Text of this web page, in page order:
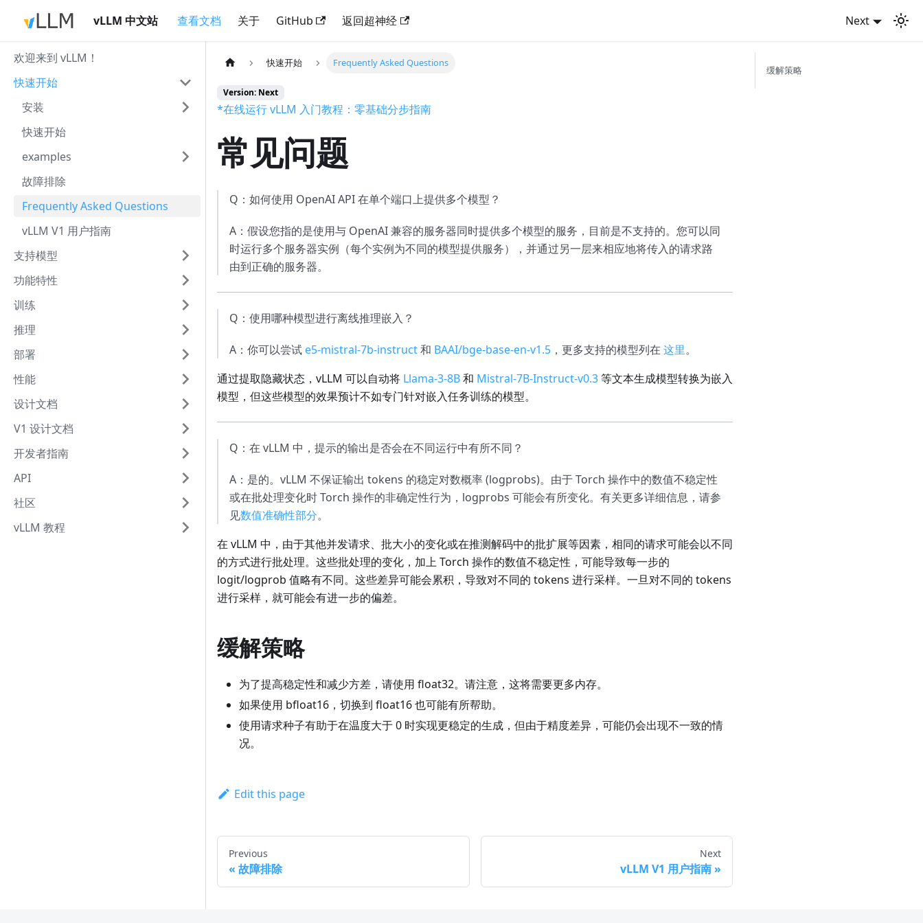
vLLM 中文站 查看文档 关于 GitHub 返回超神经 Next
欢迎来到 vLLM！
快速开始
安装
快速开始
examples
故障排除
Frequently Asked Questions
vLLM V1 用户指南
支持模型
功能特性
训练
推理
部署
性能
设计文档
V1 设计文档
开发者指南
API
社区
vLLM 教程
快速开始 Frequently Asked Questions
Version: Next
*在线运行 vLLM 入门教程：零基础分步指南
常见问题
Q：如何使用 OpenAI API 在单个端口上提供多个模型？
A：假设您指的是使用与 OpenAI 兼容的服务器同时提供多个模型的服务，目前是不支持的。您可以同
时运行多个服务器实例（每个实例为不同的模型提供服务），并通过另一层来相应地将传入的请求路
由到正确的服务器。
Q：使用哪种模型进行离线推理嵌入？
A：你可以尝试 e5-mistral-7b-instruct和 BAAI/bge-base-en-v1.5 ，更多支持的模型列在 这里。
通过提取隐藏状态，vLLM 可以自动将 Llama-3-8B和 Mistral-7B-Instruct-v0.3等文本生成模型转换为嵌入
模型，但这些模型的效果预计不如专门针对嵌入任务训练的模型。
Q：在 vLLM 中，提示的输出是否会在不同运行中有所不同？
A：是的。vLLM 不保证输出 tokens 的稳定对数概率 (logprobs)。由于 Torch 操作中的数值不稳定性
或在批处理变化时 Torch 操作的非确定性行为，logprobs 可能会有所变化。有关更多详细信息，请参
见数值准确性部分。
在 vLLM 中，由于其他并发请求、批大小的变化或在推测解码中的批扩展等因素，相同的请求可能会以不同
的方式进行批处理。这些批处理的变化，加上 Torch 操作的数值不稳定性，可能导致每一步的
logit/logprob 值略有不同。这些差异可能会累积，导致对不同的 tokens 进行采样。一旦对不同的 tokens
进行采样，就可能会有进一步的偏差。
缓解策略
为了提高稳定性和减少方差，请使用 float32。请注意，这将需要更多内存。
如果使用 bfloat16，切换到 float16 也可能有所帮助。
使用请求种子有助于在温度大于 0 时实现更稳定的生成，但由于精度差异，可能仍会出现不一致的情
况。
Edit this page
Previous
故障排除
Next
vLLM V1 用户指南
缓解策略